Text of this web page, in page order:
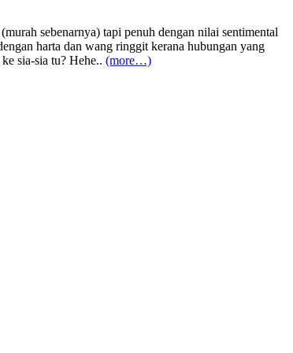
sebenarnya) tapi penuh dengan nilai sentimental
harta dan wang ringgit kerana hubungan yang
sia-sia tu? Hehe.. (more…)